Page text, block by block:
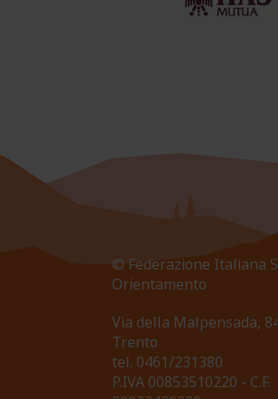
© Federazione Italiana
Orientamento
Via della Malpensada,
Trento
tel. 0461/231380
P.IVA 00853510220 - C.F.